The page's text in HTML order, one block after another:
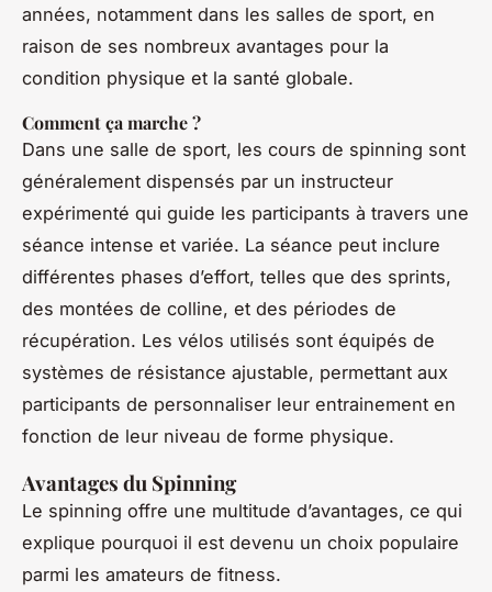
années, notamment dans les salles de sport, en
raison de ses nombreux avantages pour la
condition physique et la santé globale.
Comment ça marche ?
Dans une salle de sport, les cours de spinning sont
généralement dispensés par un instructeur
expérimenté qui guide les participants à travers une
séance intense et variée. La séance peut inclure
différentes phases d’effort, telles que des sprints,
des montées de colline, et des périodes de
récupération. Les vélos utilisés sont équipés de
systèmes de résistance ajustable, permettant aux
participants de personnaliser leur entrainement en
fonction de leur niveau de forme physique.
Avantages du Spinning
Le spinning offre une multitude d’avantages, ce qui
explique pourquoi il est devenu un choix populaire
parmi les amateurs de fitness.